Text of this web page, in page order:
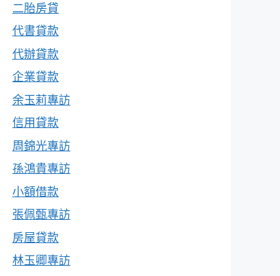
二胎房貸
代書貸款
代辦貸款
企業貸款
余玉莉專訪
信用貸款
周錦光專訪
孫鴻貴專訪
小額借款
張佩甄專訪
房屋貸款
林玉卿專訪